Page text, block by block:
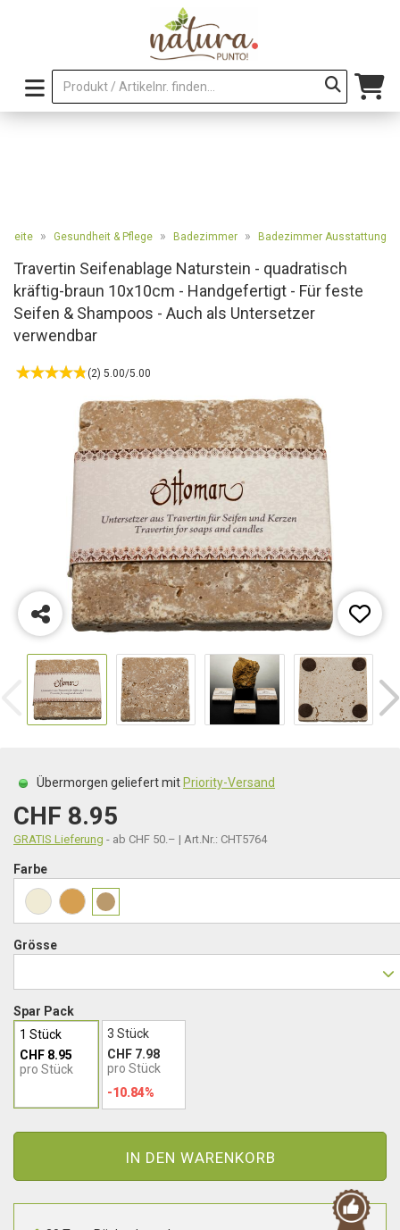
» Gesundheit & Pflege » Badezimmer » Badezimmer Ausstattung
Travertin Seifenablage Naturstein - quadratisch
kräftig-braun 10x10cm - Handgefertigt - Für feste
Seifen & Shampoos - Auch als Untersetzer
verwendbar
(2) 5.00/5.00
Übermorgen geliefert mit Priority-Versand
CHF 8.95
GRATIS Lieferung - ab CHF 50.– | Art.Nr.: CHT5764
Farbe
Grösse
Spar Pack
1 Stück
CHF 8.95
pro Stück
3 Stück
CHF 7.98
pro Stück
-10.84%
IN DEN WARENKORB